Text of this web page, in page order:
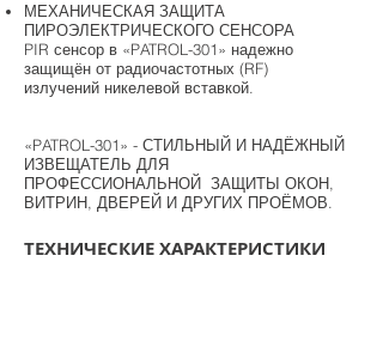
МЕХАНИЧЕСКАЯ ЗАЩИТА
ПИРОЭЛЕКТРИЧЕСКОГО СЕНСОРА
PIR сенсор в «PATROL-301» надежно
защищён от радиочастотных (RF)
излучений никелевой вставкой.
«PATROL-301» - СТИЛЬНЫЙ И НАДЁЖНЫЙ
ИЗВЕЩАТЕЛЬ ДЛЯ
ПРОФЕССИОНАЛЬНОЙ ЗАЩИТЫ ОКОН,
ВИТРИН, ДВЕРЕЙ И ДРУГИХ ПРОЁМОВ.
ТЕХНИЧЕСКИЕ ХАРАКТЕРИСТИКИ